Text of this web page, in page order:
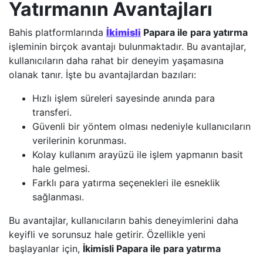
Yatırmanın Avantajları
Bahis platformlarında İkimisli Papara ile para yatırma
işleminin birçok avantajı bulunmaktadır. Bu avantajlar,
kullanıcıların daha rahat bir deneyim yaşamasına
olanak tanır. İşte bu avantajlardan bazıları:
Hızlı işlem süreleri sayesinde anında para
transferi.
Güvenli bir yöntem olması nedeniyle kullanıcıların
verilerinin korunması.
Kolay kullanım arayüzü ile işlem yapmanın basit
hale gelmesi.
Farklı para yatırma seçenekleri ile esneklik
sağlanması.
Bu avantajlar, kullanıcıların bahis deneyimlerini daha
keyifli ve sorunsuz hale getirir. Özellikle yeni
başlayanlar için, İkimisli Papara ile para yatırma